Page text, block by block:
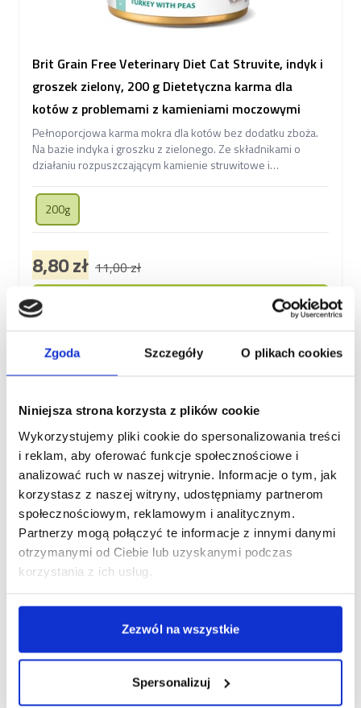
Zgoda Szczegóły O plikach cookies
Niniejsza strona korzysta z plików cookie
Wykorzystujemy pliki cookie do spersonalizowania treści
i reklam, aby oferować funkcje społecznościowe i
analizować ruch w naszej witrynie. Informacje o tym, jak
korzystasz z naszej witryny, udostępniamy partnerom
społecznościowym, reklamowym i analitycznym.
Partnerzy mogą połączyć te informacje z innymi danymi
otrzymanymi od Ciebie lub uzyskanymi podczas
korzystania z ich usług.
Zezwól na wszystkie
Spersonalizuj
Brit Grain Free Veterinary Diet Cat Struvite, indyk i
groszek zielony, 200 g Dietetyczna karma dla
kotów z problemami z kamieniami moczowymi
Pełnoporcjowa karma mokra dla kotów bez dodatku zboża.
Na bazie indyka i groszku z zielonego. Ze składnikami o
działaniu rozpuszczającym kamienie struwitowe i
200g
8,80 zł 11,00 zł
Brit Grain Free Veterinary Diet Cat Renal, tuńczyk i
Pełnoporcjowa, dietetyczna karma dla kotów. Na bazie
tuńczyka i łososia z dodatkiem groszku zielonego. Ze
składnikami aktywnymi wspomagającymi funkcje nerek w
przypadku ich chronicznej niewydolności.
Dzień Kota